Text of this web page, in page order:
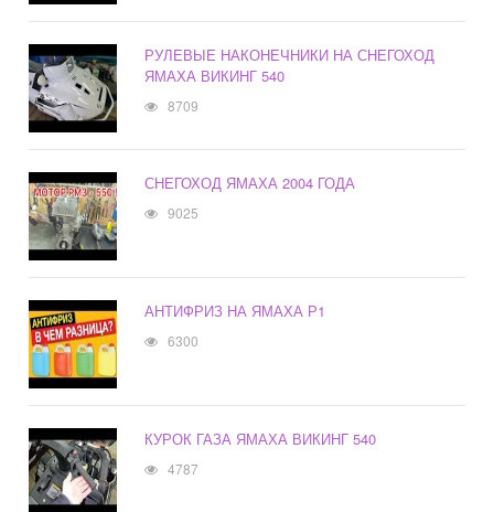
РУЛЕВЫЕ НАКОНЕЧНИКИ НА СНЕГОХОД
ЯМАХА ВИКИНГ 540
8709
СНЕГОХОД ЯМАХА 2004 ГОДА
9025
АНТИФРИЗ НА ЯМАХА Р1
6300
КУРОК ГАЗА ЯМАХА ВИКИНГ 540
4787